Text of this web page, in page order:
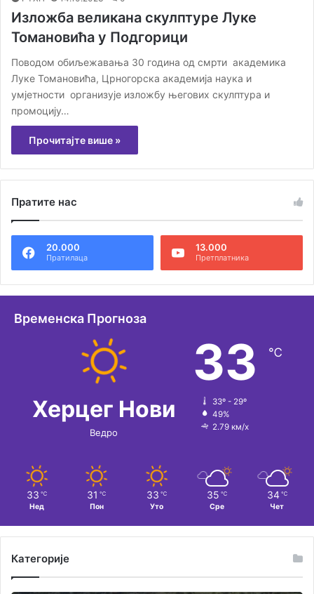
Изложба великана скулптуре Луке
Томановића у Подгорици
Поводом обиљежавања 30 година од смрти академика
Луке Томановића, Црногорска академија наука и
умјетности организује изложбу његових скулптура и
промоцију…
Прочитајте више »
Пратите нас
20.000
Пратилаца
13.000
Претплатника
Временска Прогноза
Херцег Нови
Ведро
33 ℃
33º - 29º
49%
2.79 км/х
33 ℃
Нед
31 ℃
Пон
33 ℃
Уто
35 ℃
Сре
34 ℃
Чет
Категорије